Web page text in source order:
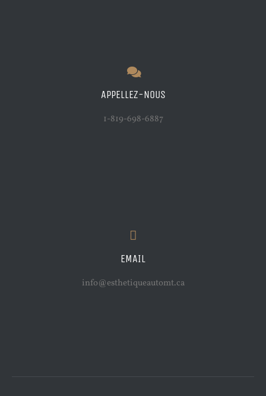
APPELLEZ-NOUS
1-819-698-6887
EMAIL
info@esthetiqueautomt.ca